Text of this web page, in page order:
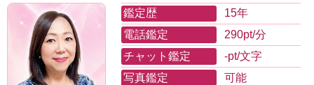
鑑定歴
15年
電話鑑定
290pt/分
チャット鑑定
-pt/文字
写真鑑定
可能